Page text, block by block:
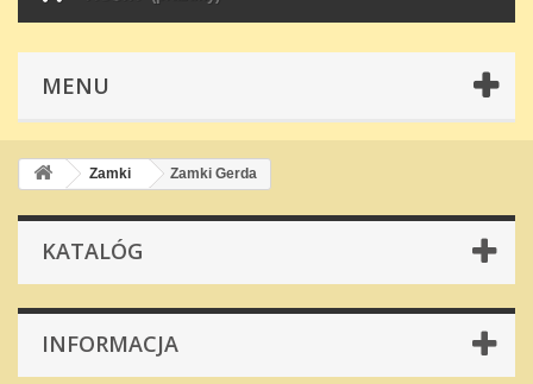
MENU
Zamki Zamki Gerda
KATALÓG
INFORMACJA